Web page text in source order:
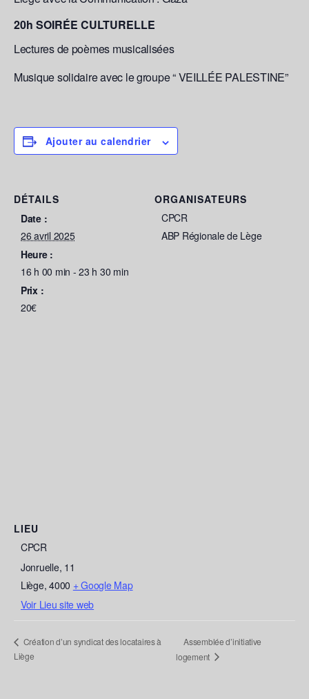
20h SOIRÉE CULTURELLE
Lectures de poèmes musicalisées
Musique solidaire avec le groupe “ VEILLÉE PALESTINE”
Ajouter au calendrier
DÉTAILS
Date :
26 avril 2025
Heure :
16 h 00 min - 23 h 30 min
Prix :
20€
ORGANISATEURS
CPCR
ABP Régionale de Lège
LIEU
CPCR
Jonruelle, 11
Liège, 4000 + Google Map
Voir Lieu site web
Création d’un syndicat des locataires à
Liège
Assemblée d’initiative
logement